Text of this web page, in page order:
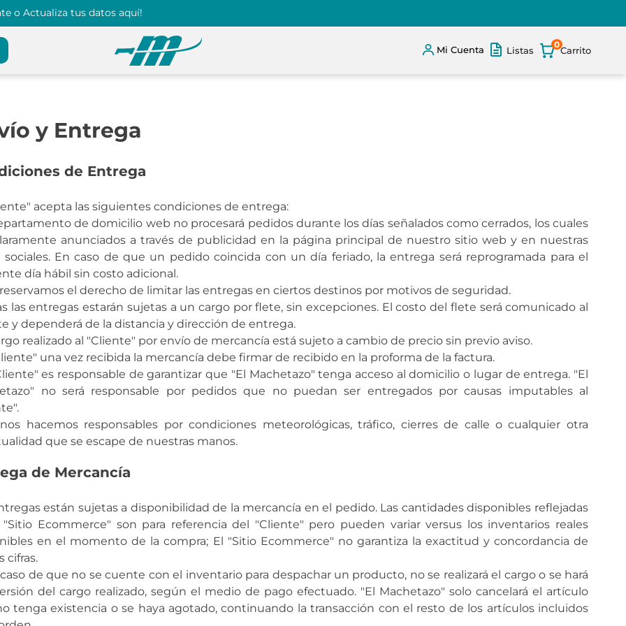
o Actualiza tus datos aquí!
Mi Cuenta Listas
0
y Entrega
de Entrega
acepta las siguientes condiciones de entrega:
de domicilio web no procesará pedidos durante los días señalados como cerrados, los cuales
anunciados a través de publicidad en la página principal de nuestro sitio web y en nuestras
sociales. En caso de que un pedido coincida con un día feriado, la entrega será reprogramada para el
día hábil sin costo adicional.
reservamos el derecho de limitar las entregas en ciertos destinos por motivos de seguridad.
las entregas estarán sujetas a un cargo por flete, sin excepciones. El costo del flete será comunicado al
y dependerá de la distancia y dirección de entrega.
realizado al "Cliente" por envío de mercancía está sujeto a cambio de precio sin previo aviso.
una vez recibida la mercancía debe firmar de recibido en la proforma de la factura.
es responsable de garantizar que "El Machetazo" tenga acceso al domicilio o lugar de entrega. "El
no será responsable por pedidos que no puedan ser entregados por causas imputables al
hacemos responsables por condiciones meteorológicas, tráfico, cierres de calle o cualquier otra
que se escape de nuestras manos.
de Mercancía
están sujetas a disponibilidad de la mercancía en el pedido. Las cantidades disponibles reflejadas
Ecommerce" son para referencia del "Cliente" pero pueden variar versus los inventarios reales
en el momento de la compra; El "Sitio Ecommerce" no garantiza la exactitud y concordancia de
cifras.
de que no se cuente con el inventario para despachar un producto, no se realizará el cargo o se hará
del cargo realizado, según el medio de pago efectuado. "El Machetazo" solo cancelará el artículo
tenga existencia o se haya agotado, continuando la transacción con el resto de los artículos incluidos